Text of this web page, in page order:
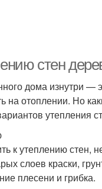
стен
дома изнутри —
на отоплении. Но
утепления
к утеплению стен,
слоев краски,
плесени и грибка.